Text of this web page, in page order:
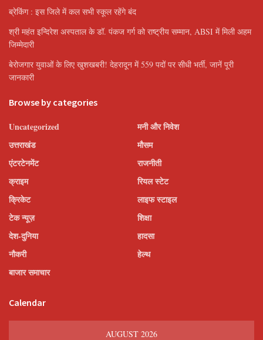
ब्रेकिंग : इस जिले में कल सभी स्कूल रहेंगे बंद
श्री महंत इन्दिरेश अस्पताल के डॉ. पंकज गर्ग को राष्ट्रीय सम्मान, ABSI में मिली अहम
जिम्मेदारी
बेरोजगार युवाओं के लिए खुशखबरी! देहरादून में 559 पदों पर सीधी भर्ती, जानें पूरी
जानकारी
Browse by categories
Uncategorized
उत्तराखंड
एंटरटेनमेंट
क्राइम
क्रिकेट
टेक न्यूज़
देश-दुनिया
नौकरी
बाजार समाचार
मनी और निवेश
मौसम
राजनीती
रियल स्टेट
लाइफ स्टाइल
शिक्षा
हादसा
हेल्थ
Calendar
AUGUST 2026